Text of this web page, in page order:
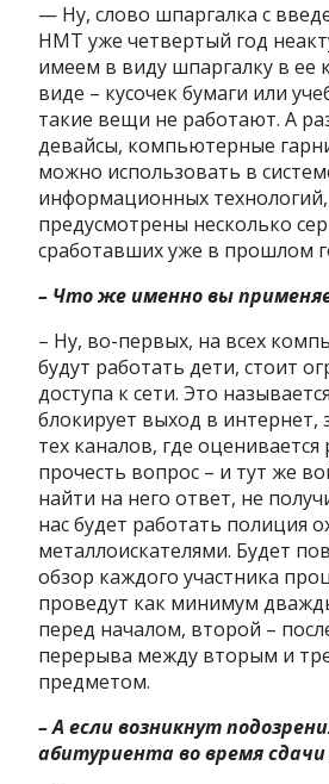
— Ну, слово шпаргалка с
НМТ уже четвертый год
имеем в виду шпаргалку в ее
виде – кусочек бумаги или
такие вещи не работают. А
девайсы, компьютерные
можно использовать в
информационных технологий,
предусмотрены несколько
сработавших уже в прошлом
– Что же именно вы
– Ну, во-первых, на всех
будут работать дети, стоит
доступа к сети. Это
блокирует выход в интернет,
тех каналов, где оценивается
прочесть вопрос – и тут же
найти на него ответ, не
нас будет работать полиция
металлоискателями. Будет
обзор каждого участника
проведут как минимум
перед началом, второй –
перерыва между вторым и
предметом.
– А если возникнут
абитуриента во время